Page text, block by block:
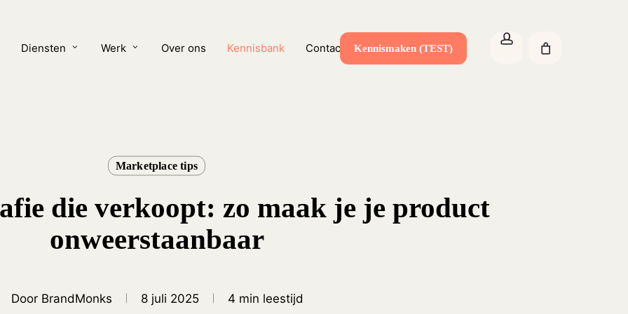
Diensten Werk Over ons Kennisbank Contact Kennismaken (TEST)
account
Marketplace tips
die verkoopt: zo maak je je product
onweerstaanbaar
Door BrandMonks 8 juli 2025 4 min leestijd